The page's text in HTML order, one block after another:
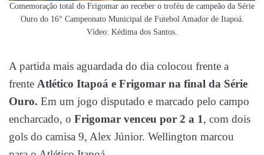
Comemoração total do Frigomar ao receber o troféu de campeão da Série
Ouro do 16° Campeonato Municipal de Futebol Amador de Itapoá.
Vídeo: Kédima dos Santos.
A partida mais aguardada do dia colocou frente a
frente Atlético Itapoá e Frigomar na final da Série
Ouro. Em um jogo disputado e marcado pelo campo
encharcado, o Frigomar venceu por 2 a 1, com dois
gols do camisa 9, Alex Júnior. Wellington marcou